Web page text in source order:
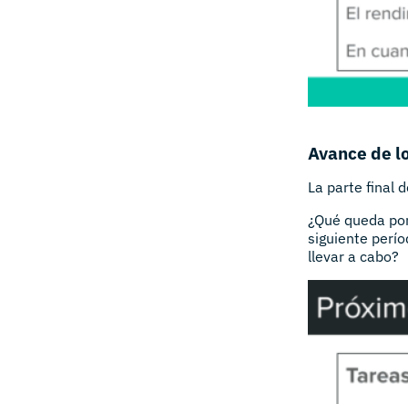
Avance de
La parte final
¿Qué queda
siguiente
llevar a cabo?